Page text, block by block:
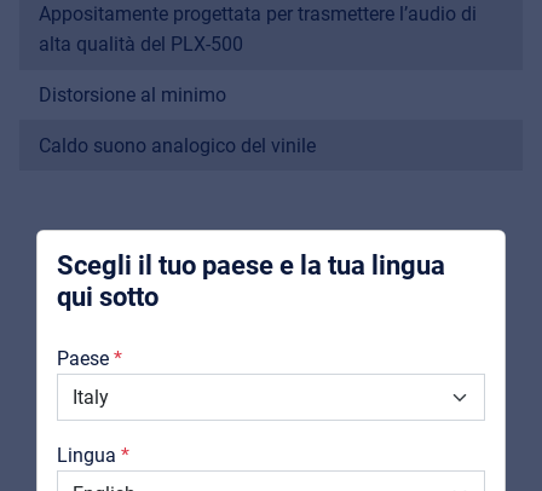
Scegli il tuo paese e la tua lingua
qui sotto
Paese
Lingua
Music Retail
Music schools
Pro AVL
Downloads
Cataloghi
Support
Appositamente progettata per trasmettere l’audio di
alta qualità del PLX-500
Distorsione al minimo
Caldo suono analogico del vinile
PRODOTTI
CORRELATI